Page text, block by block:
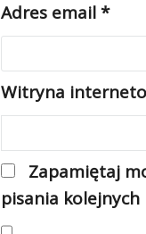
Adres email*
Witryna
Zapamiętaj
pisania